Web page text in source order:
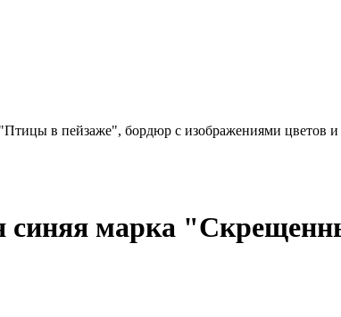
в пейзаже", бордюр с изображениями цветов
синяя марка